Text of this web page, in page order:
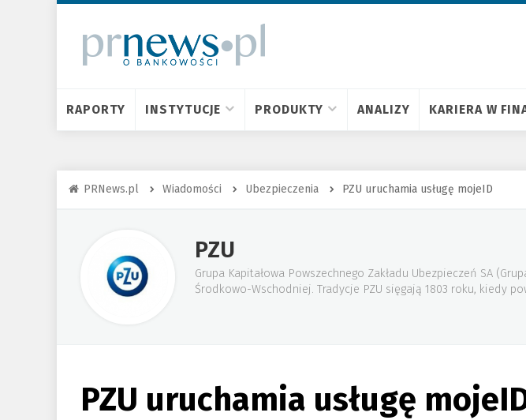
RAPORTY INSTYTUCJE PRODUKTY ANALIZY KARIERA W
PRNews.pl Wiadomości Ubezpieczenia PZU uruchamia usługę mojeID
PZU
Grupa Kapitałowa Powszechnego Zakładu Ubezpieczeń SA
Środkowo-Wschodniej. Tradycje PZU sięgają 1803 roku, kiedy
PZU uruchamia usługę